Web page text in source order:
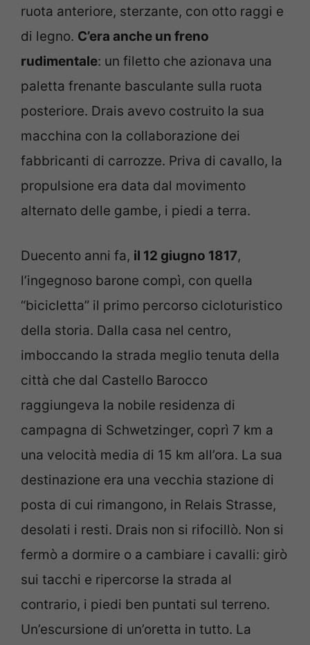
ruota anteriore, sterzante, con otto raggi e
di legno. C’era anche un freno
rudimentale: un filetto che azionava una
paletta frenante basculante sulla ruota
posteriore. Drais avevo costruito la sua
macchina con la collaborazione dei
fabbricanti di carrozze. Priva di cavallo, la
propulsione era data dal movimento
alternato delle gambe, i piedi a terra.
Duecento anni fa, il 12 giugno 1817,
l’ingegnoso barone compì, con quella
“bicicletta” il primo percorso cicloturistico
della storia. Dalla casa nel centro,
imboccando la strada meglio tenuta della
città che dal Castello Barocco
raggiungeva la nobile residenza di
campagna di Schwetzinger, coprì 7 km a
una velocità media di 15 km all’ora. La sua
destinazione era una vecchia stazione di
posta di cui rimangono, in Relais Strasse,
desolati i resti. Drais non si rifocillò. Non si
fermò a dormire o a cambiare i cavalli: girò
sui tacchi e ripercorse la strada al
contrario, i piedi ben puntati sul terreno.
Un’escursione di un’oretta in tutto. La